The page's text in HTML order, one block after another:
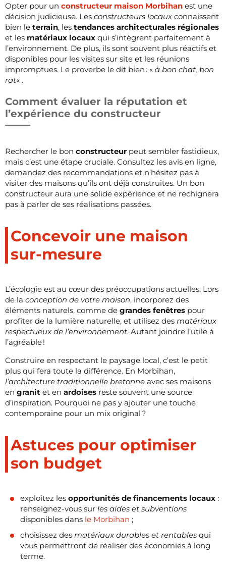
Opter pour un constructeur maison Morbihan est une
décision judicieuse. Les constructeurs locaux connaissent
bien le terrain, les tendances architecturales régionales
et les matériaux locaux qui s’intègrent parfaitement à
l’environnement. De plus, ils sont souvent plus réactifs et
disponibles pour les visites sur site et les réunions
impromptues. Le proverbe le dit bien : « à bon chat, bon
rat« .
Comment évaluer la réputation et
l’expérience du constructeur
Rechercher le bon constructeur peut sembler fastidieux,
mais c’est une étape cruciale. Consultez les avis en ligne,
demandez des recommandations et n’hésitez pas à
visiter des maisons qu’ils ont déjà construites. Un bon
constructeur aura une solide expérience et ne rechignera
pas à parler de ses réalisations passées.
Concevoir une maison
sur-mesure
L’écologie est au cœur des préoccupations actuelles. Lors
de la conception de votre maison, incorporez des
éléments naturels, comme de grandes fenêtres pour
profiter de la lumière naturelle, et utilisez des matériaux
respectueux de l’environnement. Autant joindre l’utile à
l’agréable !
Construire en respectant le paysage local, c’est le petit
plus qui fera toute la différence. En Morbihan,
l’architecture traditionnelle bretonne avec ses maisons
en granit et en ardoises reste souvent une source
d’inspiration. Pourquoi ne pas y ajouter une touche
contemporaine pour un mix original ?
Astuces pour optimiser
son budget
exploitez les opportunités de financements locaux :
renseignez-vous sur les aides et subventions
disponibles dans le Morbihan ;
choisissez des matériaux durables et rentables qui
vous permettront de réaliser des économies à long
terme.